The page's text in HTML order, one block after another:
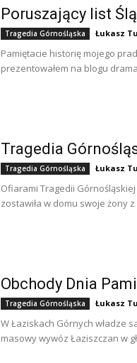
Poruszający list
Tragedia Górnośląska Łukasz
Pamiętacie historię mojego
prezentowałem na blogu
Tragedia
Tragedia Górnośląska Łukasz
Ofiarami Tragedii
zostawiła w domu swoje żony
Obchody Dnia
Tragedia Górnośląska Łukasz
W Łaziskach Górnych władze
masowy wywóz Łaziszczan w